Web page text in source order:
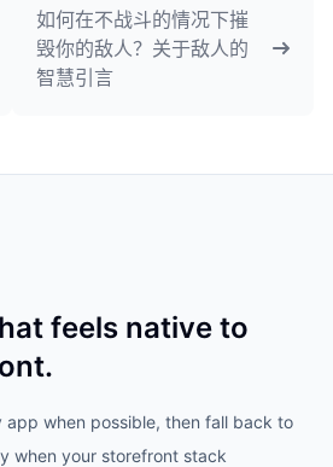
如何在不战斗的情况下摧
毁你的敌人？关于敌人的
智慧引言
feels native to
app when possible, then fall back to
when your storefront stack